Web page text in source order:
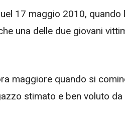
17 maggio 2010,
una delle due giovani
maggiore quando si
stimato e ben voluto